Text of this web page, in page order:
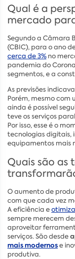
Qual é a
mercado
Segundo a Câmara
(CBIC), para o ano
cerca de 3% no
pandemia do
segmentos, e a
As previsões
Porém, mesmo com
ainda é possível
teve os serviços
Por isso, esse é o
tecnologias digitais,
equipamentos mais
Quais são as
O aumento de
com que cada vez
A eficiência e
sempre merecem
aproveitar
serviços. São desde
mais modernose
produtiva.